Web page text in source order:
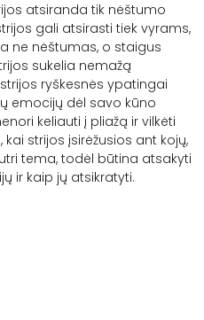
atsiranda tik nėštumo
gali atsirasti tiek vyrams,
ne nėštumas, o staigus
sukelia nemažą
strijos ryškesnės ypatingai
emocijų dėl savo kūno
keliauti į pliažą ir vilkėti
kai strijos įsirėžusios ant kojų,
tema, todėl būtina atsakyti
ir kaip jų atsikratyti.